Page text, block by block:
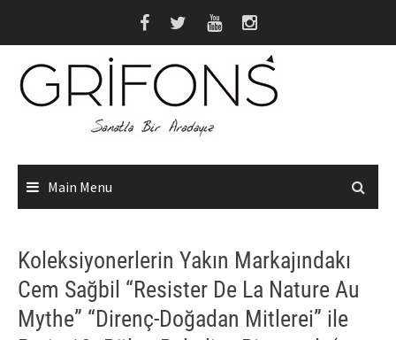
Main Menu
Koleksiyonerlerin Yakın Markajındakı
Cem Sağbil “Resister De La Nature Au
Mythe” “Direnç-Doğadan Mitlerei” ile